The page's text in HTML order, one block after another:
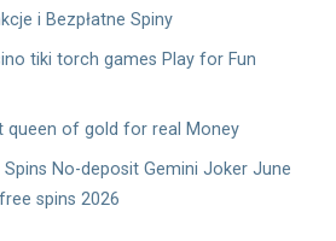
i Bezpłatne Spiny
tiki torch games Play for Fun
queen of gold for real Money
No-deposit Gemini Joker June
spins 2026